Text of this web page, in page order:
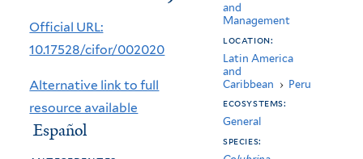
aprendidas
(Rehabilitation
of
degraded
areas
Official URL:
10.17528/cifor/002020
Alternative link to full
resource available
Español
and
Management
location:
Latin America
and
Caribbean › Peru
ecosystems:
General
species: